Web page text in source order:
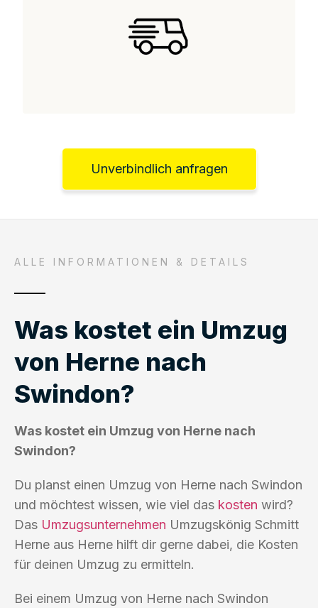
Unverbindlich anfragen
ALLE INFORMATIONEN & DETAILS
Was kostet ein Umzug
von Herne nach
Swindon?
Was kostet ein Umzug von Herne nach
Swindon?
Du planst einen Umzug von Herne nach Swindon
und möchtest wissen, wie viel das kosten wird?
Das Umzugsunternehmen Umzugskönig Schmitt
Herne aus Herne hilft dir gerne dabei, die Kosten
für deinen Umzug zu ermitteln.
Bei einem Umzug von Herne nach Swindon